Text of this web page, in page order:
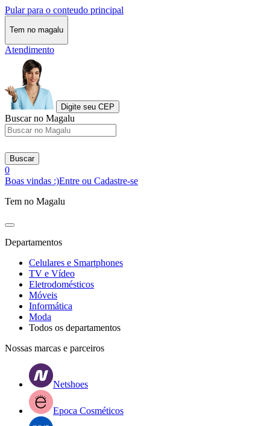
Pular para o conteudo principal
Tem no magalu
Atendimento
Digite seu CEP
Buscar no Magalu
Buscar
0
Boas vindas :)Entre ou Cadastre-se
Tem no Magalu
Departamentos
Celulares e Smartphones
TV e Vídeo
Eletrodomésticos
Móveis
Informática
Moda
Todos os departamentos
Nossas marcas e parceiros
Netshoes
Epoca Cosméticos